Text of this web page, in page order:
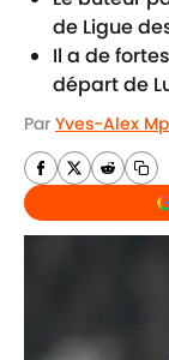
de Ligue
Il a de
départ de
Par Yves-Alex